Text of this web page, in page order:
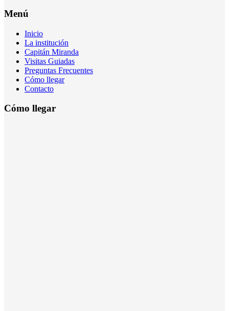
Menú
Inicio
La institución
Capitán Miranda
Visitas Guiadas
Preguntas Frecuentes
Cómo llegar
Contacto
Cómo llegar